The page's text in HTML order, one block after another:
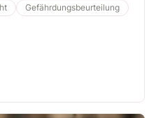
lag vor. „Unsere Gefahrstoffe
der Produktionsleiter
Gefährdungsbeurteilung